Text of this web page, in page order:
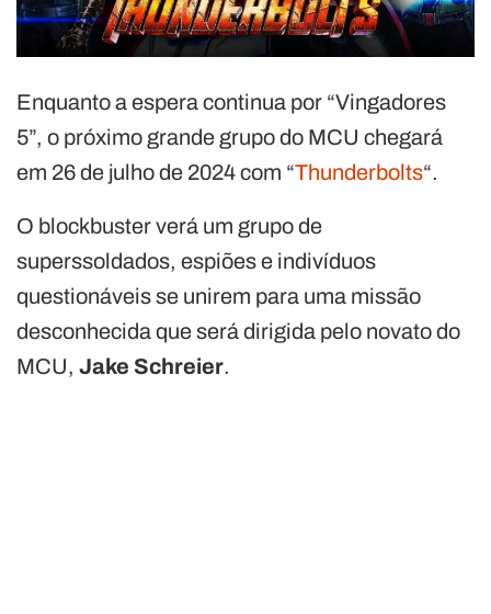
Enquanto a espera continua por “Vingadores
5”, o próximo grande grupo do MCU chegará
em 26 de julho de 2024 com “Thunderbolts“.
O blockbuster verá um grupo de
superssoldados, espiões e indivíduos
questionáveis ​​se unirem para uma missão
desconhecida que será dirigida pelo novato do
MCU, Jake Schreier.